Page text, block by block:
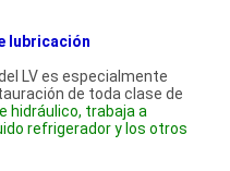
lubricación
LV es especialmente
de toda clase de
hidráulico, trabaja a
refrigerador y los otros